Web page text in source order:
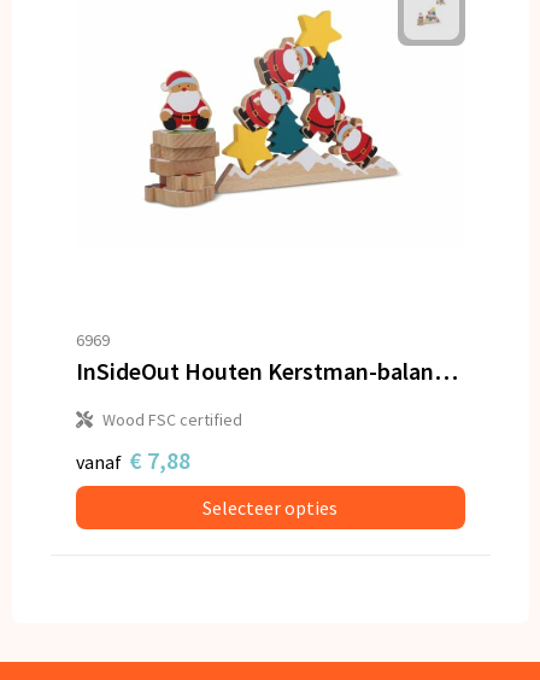
6969
InSideOut Houten Kerstman-balanceerspel
Wood FSC certified
vanaf € 7,88
Selecteer opties